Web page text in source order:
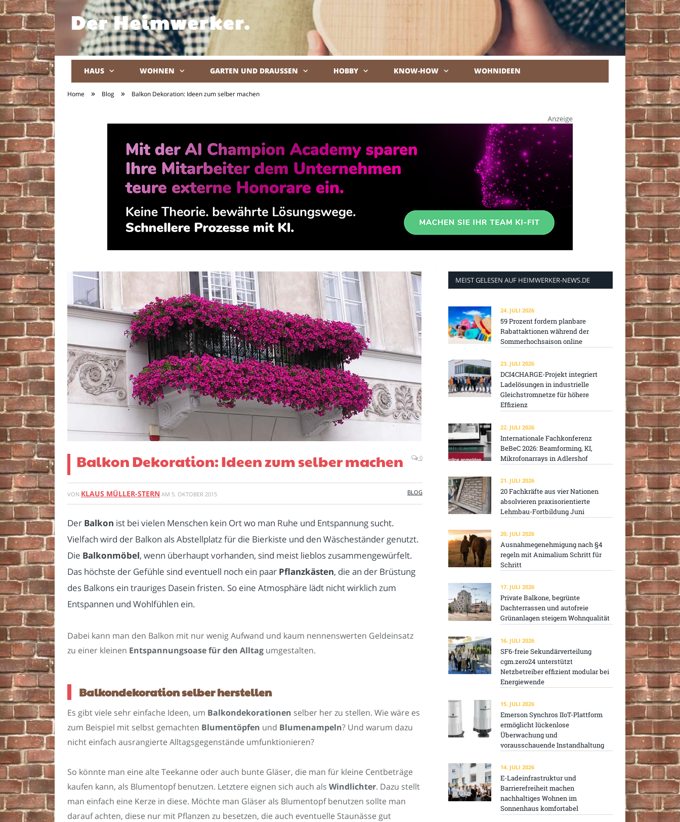
HAUS WOHNEN GARTEN UND DRAUSSEN HOBBY KNOW-HOW WOHNIDEEN
Home » Blog » Balkon Dekoration: Ideen zum selber machen
Balkon Dekoration: Ideen zum selber machen 0
VON KLAUS MÜLLER-STERN AM 5. OKTOBER 2015 BLOG
Der Balkon ist bei vielen Menschen kein Ort wo man Ruhe und Entspannung sucht.
Vielfach wird der Balkon als Abstellplatz für die Bierkiste und den Wäscheständer genutzt.
Die Balkonmöbel, wenn überhaupt vorhanden, sind meist lieblos zusammengewürfelt.
Das höchste der Gefühle sind eventuell noch ein paar Pflanzkästen, die an der Brüstung
des Balkons ein trauriges Dasein fristen. So eine Atmosphäre lädt nicht wirklich zum
Entspannen und Wohlfühlen ein.
Dabei kann man den Balkon mit nur wenig Aufwand und kaum nennenswerten Geldeinsatz
zu einer kleinen Entspannungsoase für den Alltag umgestalten.
Balkondekoration selber herstellen
Es gibt viele sehr einfache Ideen, um Balkondekorationen selber her zu stellen. Wie wäre es
zum Beispiel mit selbst gemachten Blumentöpfen und Blumenampeln? Und warum dazu
nicht einfach ausrangierte Alltagsgegenstände umfunktionieren?
So könnte man eine alte Teekanne oder auch bunte Gläser, die man für kleine Centbeträge
kaufen kann, als Blumentopf benutzen. Letztere eignen sich auch als Windlichter. Dazu stellt
man einfach eine Kerze in diese. Möchte man Gläser als Blumentopf benutzen sollte man
darauf achten, diese nur mit Pflanzen zu besetzen, die auch eventuelle Staunässe gut
MEIST GELESEN AUF HEIMWERKER-NEWS.DE
24. JULI 2026
59 Prozent fordern planbare
Rabattaktionen während der
Sommerhochsaison online
23. JULI 2026
DCI4CHARGE-Projekt integriert
Ladelösungen in industrielle
Gleichstromnetze für höhere
Effizienz
22. JULI 2026
Internationale Fachkonferenz
BeBeC 2026: Beamforming, KI,
Mikrofonarrays in Adlershof
21. JULI 2026
20 Fachkräfte aus vier Nationen
absolvieren praxisorientierte
Lehmbau-Fortbildung Juni
20. JULI 2026
Ausnahmegenehmigung nach §4
regeln mit Animalium Schritt für
Schritt
17. JULI 2026
Private Balkone, begrünte
Dachterrassen und autofreie
Grünanlagen steigern Wohnqualität
16. JULI 2026
SF6-freie Sekundärverteilung
cgm.zero24 unterstützt
Netzbetreiber effizient modular bei
Energiewende
15. JULI 2026
Emerson Synchros IIoT-Plattform
ermöglicht lückenlose
Überwachung und
vorausschauende Instandhaltung
14. JULI 2026
E-Ladeinfrastruktur und
Barrierefreiheit machen
nachhaltiges Wohnen im
Sonnenhaus komfortabel